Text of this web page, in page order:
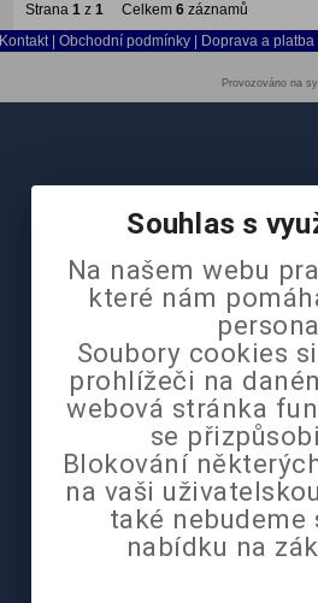
Strana 1 z 1 Celkem 6 záznamů
Kontakt
Obchodní podmínky Doprava a platba
Provozováno na
Souhlas s
Na našem webu
které nám
Soubory cookies
prohlížeči na
webová stránka
se
Blokování
na vaši
také
nabídku na